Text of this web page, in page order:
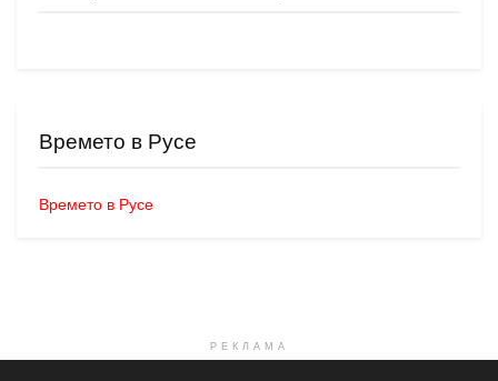
Времето в Русе
Времето в Русе
РЕКЛАМА